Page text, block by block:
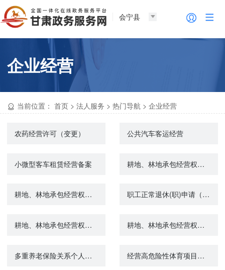
会宁县
企业经营
当前位置： 首页 >法人服务 >热门导航 >企业经营
农药经营许可（变更） 公共汽车客运经营
小微型客车租赁经营备案 耕地、林地承包经营权转移登记
耕地、林地承包经营权变更登记 职工正常退休(职)申请（机关事业单位养老保险）
耕地、林地承包经营权注销登记 耕地、林地承包经营权首次登记
多重养老保险关系个人账户退费（城镇企业职工基本养老保险） 经营高危险性体育项目许可